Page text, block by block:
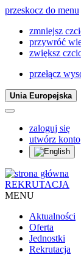
przeskocz do menu
zmniejsz
przywróć
zwiększ
przełącz
Unia Europejska
zaloguj się
utwórz konto
REKRUTACJA
MENU
Aktualności
Oferta
Jednostki
Rekrutacja